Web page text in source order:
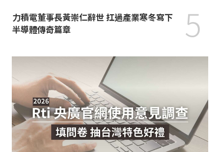
力積電董事長黃崇仁辭世 扛過產業寒冬寫下
半導體傳奇篇章
5